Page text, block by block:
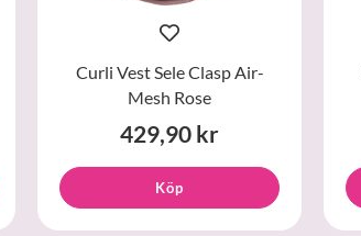
Curli Vest Sele Clasp Air-
Mesh Rose
429,90 kr
Köp